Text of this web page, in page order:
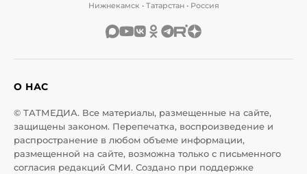
Нижнекамск • Татарстан • Россия
О НАС
© ТАТМЕДИА. Все материалы, размещенные на сайте,
защищены законом. Перепечатка, воспроизведение и
распространение в любом объеме информации,
размещенной на сайте, возможна только с письменного
согласия редакций СМИ. Создано при поддержке